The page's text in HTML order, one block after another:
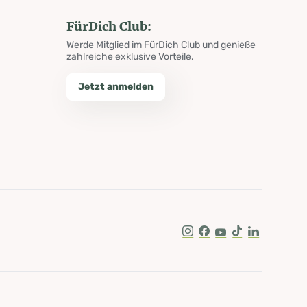
FürDich Club:
Werde Mitglied im FürDich Club und genieße
zahlreiche exklusive Vorteile.
Jetzt anmelden
Instagram
Facebook
Youtube
Tik TokLinkedIn